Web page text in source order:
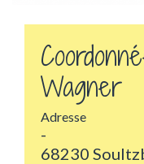
Wagner
Adresse
-
68230